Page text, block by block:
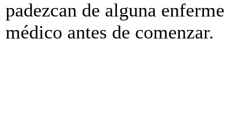
padezcan de alguna
médico antes de comenzar.